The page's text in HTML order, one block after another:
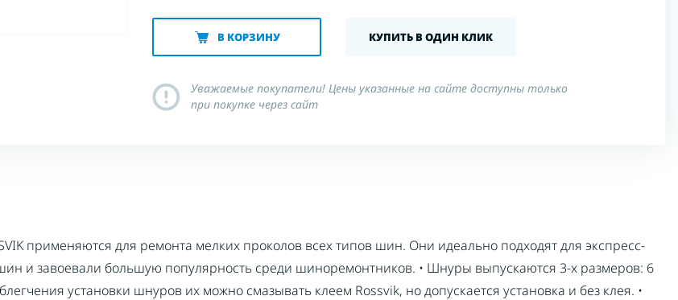
В КОРЗИНУ КУПИТЬ В ОДИН КЛИК
Уважаемые покупатели! Цены указанные на сайте доступны только
при покупке через сайт
применяются для ремонта мелких проколов всех типов шин. Они идеально подходят для экспресс-
и завоевали большую популярность среди шиноремонтников. • Шнуры выпускаются 3-х размеров: 6
установки шнуров их можно смазывать клеем Rоssvik, но допускается установка и без клея. •